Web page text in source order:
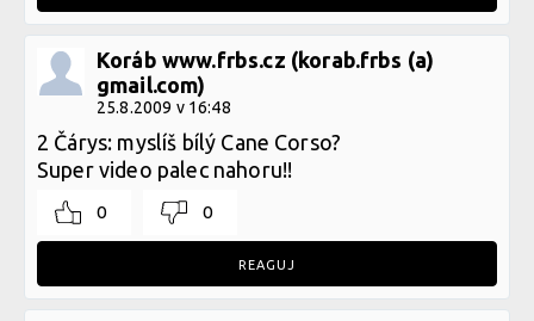
Koráb www.frbs.cz (korab.frbs (a)
gmail.com)
25.8.2009 v 16:48
2 Čárys: myslíš bílý Cane Corso?
Super video palec nahoru!!
0 0
REAGUJ